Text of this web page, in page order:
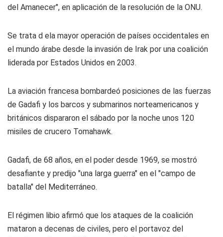
del Amanecer", en aplicación de la resolución de la ONU.
Se trata d ela mayor operación de países occidentales en
el mundo árabe desde la invasión de Irak por una coalición
liderada por Estados Unidos en 2003.
La aviación francesa bombardeó posiciones de las fuerzas
de Gadafi y los barcos y submarinos norteamericanos y
británicos dispararon el sábado por la noche unos 120
misiles de crucero Tomahawk.
Gadafi, de 68 años, en el poder desde 1969, se mostró
desafiante y predijo "una larga guerra" en el "campo de
batalla" del Mediterráneo.
El régimen libio afirmó que los ataques de la coalición
mataron a decenas de civiles, pero el portavoz del